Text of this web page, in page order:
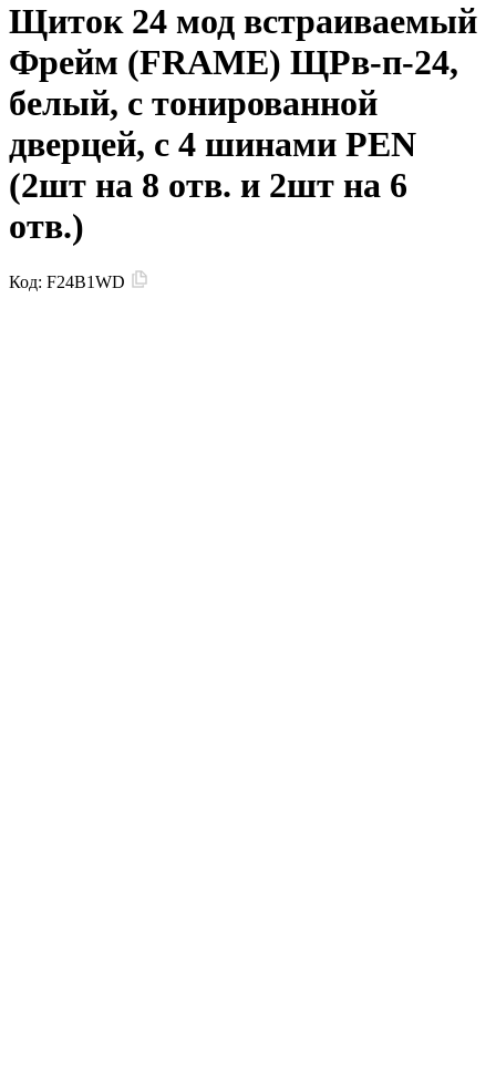
Щиток 24 мод встраиваемый
Фрейм (FRAME) ЩРв-п-24,
белый, с тонированной
дверцей, с 4 шинами PEN
(2шт на 8 отв. и 2шт на 6
отв.)
Код: F24B1WD